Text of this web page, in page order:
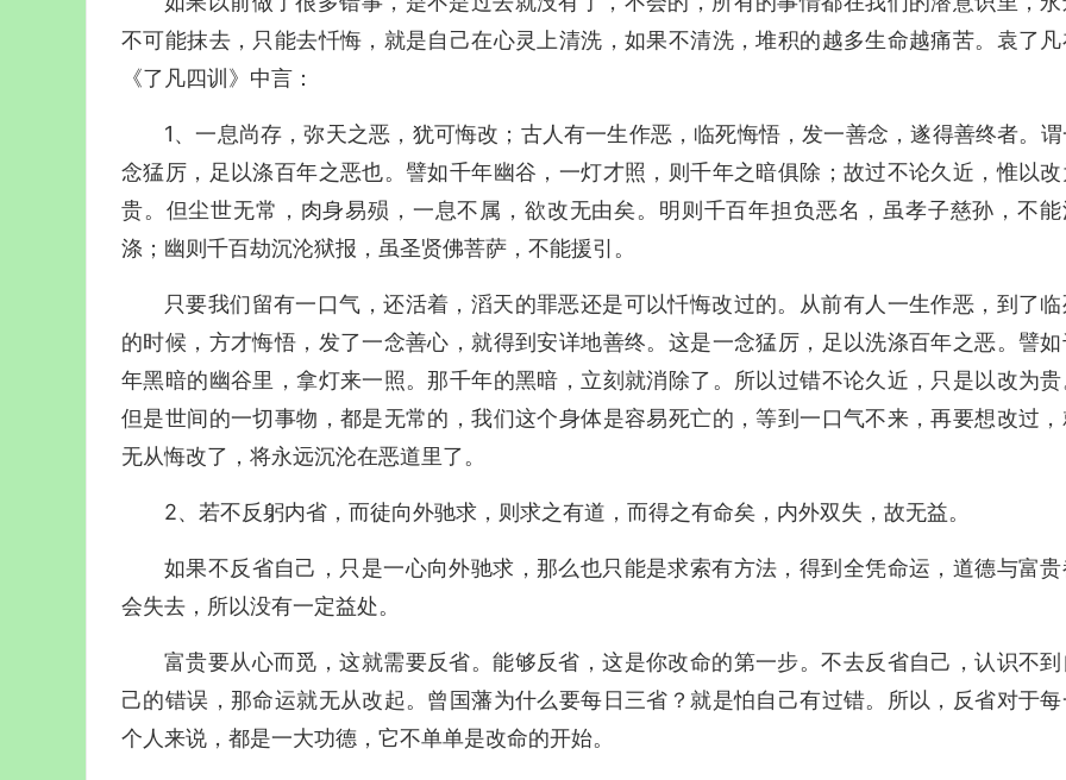
不可能抹去，只能去忏悔，就是自己在心灵上清洗，如果不清洗，堆积的越多生命越痛苦。袁了凡
《了凡四训》中言：
1、一息尚存，弥天之恶，犹可悔改；古人有一生作恶，临死悔悟，发一善念，遂得善终者。谓
念猛厉，足以涤百年之恶也。譬如千年幽谷，一灯才照，则千年之暗俱除；故过不论久近，惟以改
贵。但尘世无常，肉身易殒，一息不属，欲改无由矣。明则千百年担负恶名，虽孝子慈孙，不能
涤；幽则千百劫沉沦狱报，虽圣贤佛菩萨，不能援引。
只要我们留有一口气，还活着，滔天的罪恶还是可以忏悔改过的。从前有人一生作恶，到了
的时候，方才悔悟，发了一念善心，就得到安详地善终。这是一念猛厉，足以洗涤百年之恶。譬
年黑暗的幽谷里，拿灯来一照。那千年的黑暗，立刻就消除了。所以过错不论久近，只是以改为贵
但是世间的一切事物，都是无常的，我们这个身体是容易死亡的，等到一口气不来，再要想改过
无从悔改了，将永远沉沦在恶道里了。
2、若不反躬内省，而徒向外驰求，则求之有道，而得之有命矣，内外双失，故无益。
如果不反省自己，只是一心向外驰求，那么也只能是求索有方法，得到全凭命运，道德与富
会失去，所以没有一定益处。
富贵要从心而觅，这就需要反省。能够反省，这是你改命的第一步。不去反省自己，认识不到
己的错误，那命运就无从改起。曾国藩为什么要每日三省？就是怕自己有过错。所以，反省对于每
个人来说，都是一大功德，它不单单是改命的开始。